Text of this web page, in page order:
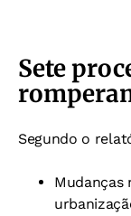
Sete
Segundo o
Mudanças